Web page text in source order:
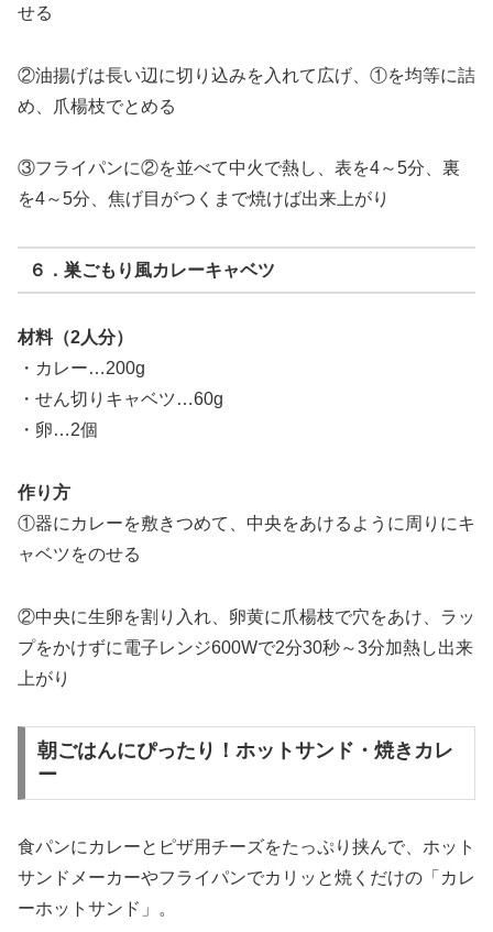
せる
②油揚げは長い辺に切り込みを入れて広げ、①を均等に詰
め、爪楊枝でとめる
③フライパンに②を並べて中火で熱し、表を4～5分、裏
を4～5分、焦げ目がつくまで焼けば出来上がり
６．巣ごもり風カレーキャベツ
材料（2人分）
・カレー…200g
・せん切りキャベツ…60g
・卵…2個
作り方
①器にカレーを敷きつめて、中央をあけるように周りにキ
ャベツをのせる
②中央に生卵を割り入れ、卵黄に爪楊枝で穴をあけ、ラッ
プをかけずに電子レンジ600Wで2分30秒～3分加熱し出来
上がり
朝ごはんにぴったり！ホットサンド・焼きカレ
ー
食パンにカレーとピザ用チーズをたっぷり挟んで、ホット
サンドメーカーやフライパンでカリッと焼くだけの「カレ
ーホットサンド」。